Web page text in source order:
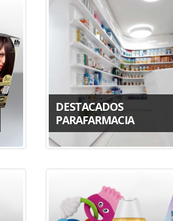
DESTACADOS
PARAFARMACIA